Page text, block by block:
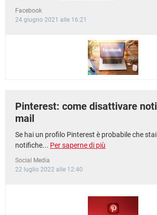
Facebook
24 giugno 2021 alle 16:21
Pinterest: come disattivare
mail
Se hai un profilo Pinterest è probabile che
notifiche... Per saperne di più
Social Media
22 luglio 2022 alle 12:40